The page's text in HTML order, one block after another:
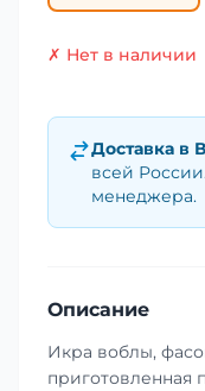
✗ Нет в наличии
Доставка в
всей
менеджера.
Описание
Икра воблы,
приготовленная